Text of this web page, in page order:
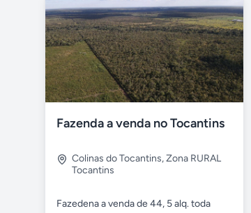
Fazenda a venda no Tocantins
Colinas do Tocantins,Zona RURAL
Tocantins
Fazedena a venda de 44, 5 alq. toda